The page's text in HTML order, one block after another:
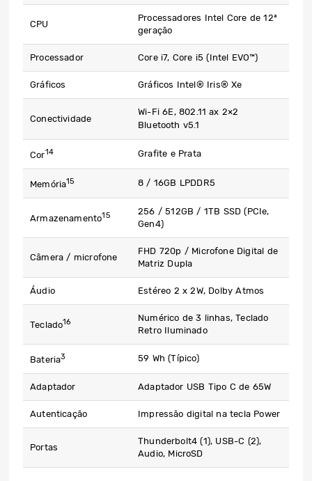
CPU​
Processadores Intel Core de 12ª
geração
Processador Core i7, Core i5 (Intel EVO™)
Gráficos Gráficos Intel® Iris® Xe
Conectividade
Wi-Fi 6E, 802.11 ax 2×2
Bluetooth v5.1
Cor14 Grafite e Prata ​​
Memória15 8 / 16GB LPDDR5
Armazenamento15
256 / 512GB / 1TB SSD (PCIe,
Gen4)
Câmera / microfone
FHD 720p / Microfone Digital de
Matriz Dupla
Áudio Estéreo 2 x 2W, Dolby Atmos
Teclado16
Numérico de 3 linhas, Teclado
Retro Iluminado
Bateria3 59 Wh (Típico)
Adaptador Adaptador USB Tipo C de 65W
Autenticação Impressão digital na tecla Power
Portas
Thunderbolt4 (1), USB-C (2),
Audio, MicroSD